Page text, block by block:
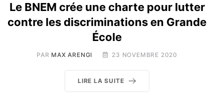
Le BNEM crée une charte pour lutter
contre les discriminations en Grande
École
PAR MAX ARENGI 23 NOVEMBRE 2020
LIRE LA SUITE